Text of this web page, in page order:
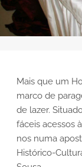
Mais que um
marco de
de lazer.
fáceis acessos
nos numa
Histórico-